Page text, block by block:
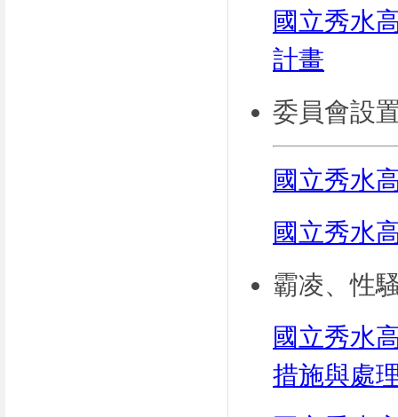
國立秀水
計畫
委員會設
國立秀水
國立秀水
霸凌、性
國立秀水
措施與處